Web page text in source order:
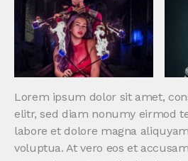
Lorem ipsum dolor sit amet,
elitr, sed diam nonumy eirmod
labore et dolore magna
voluptua. At vero eos et